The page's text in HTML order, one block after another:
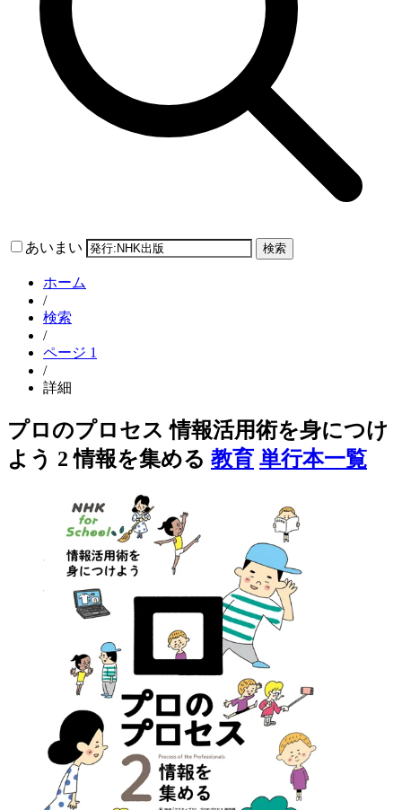
あいまい 検索
ホーム
/
検索
/
ページ 1
/
詳細
プロのプロセス 情報活用術を身につけ
よう 2 情報を集める 教育 単行本一覧